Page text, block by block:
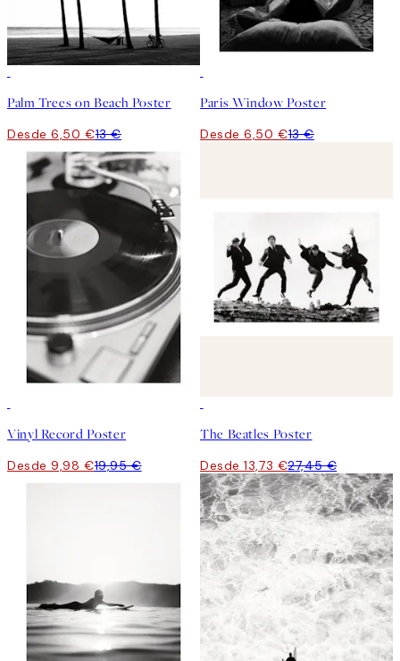
Palm Trees on Beach Poster
Desde 6,50 €13 €
Paris Window Poster
Desde 6,50 €13 €
Vinyl Record Poster
Desde 9,98 €19,95 €
The Beatles Poster
Desde 13,73 €27,45 €